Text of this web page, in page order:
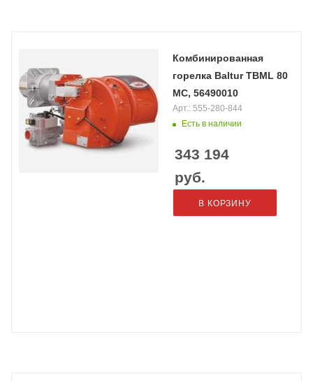
Комбинированная
горелка Baltur TBML 80
MC, 56490010
Есть в наличии
Арт.: 555-280-844
343 194
руб.
В КОРЗИНУ